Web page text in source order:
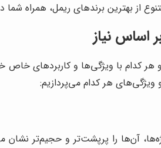
از بهترین برندهای ریمل، همراه
اساس نیاز
هر کدام با ویژگی‌ها و کاربردهای
هر کدام می‌پردازیم:
آن‌ها را پرپشت‌تر و حجیم‌تر